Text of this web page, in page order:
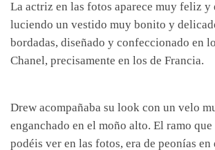
La actriz en las fotos aparece muy feliz y
luciendo un vestido muy bonito y
bordadas, diseñado y confeccionado en
Chanel, precisamente en los de Francia.
Drew acompañaba su look con un velo
enganchado en el moño alto. El ramo
podéis ver en las fotos, era de peonías en